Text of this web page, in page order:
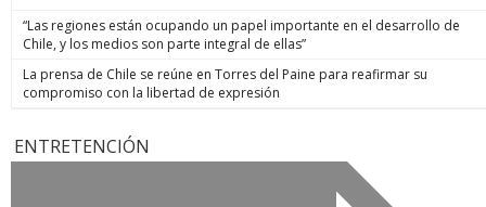
“Las regiones están ocupando un papel importante en el desarrollo de
Chile, y los medios son parte integral de ellas”
La prensa de Chile se reúne en Torres del Paine para reafirmar su
compromiso con la libertad de expresión
ENTRETENCIÓN